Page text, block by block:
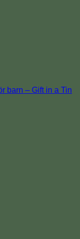
barn – Gift in a Tin